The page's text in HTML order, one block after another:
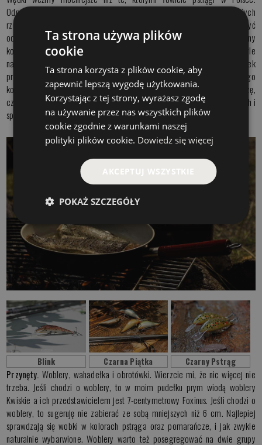
Odpowiednie będą takie, które u nas zabieracie na szczupaka. W dużych
rzekach o silnym nurcie żyją wielkie ryby, i warto z nimi powalczyć
odpowiednim sprzętem. Do tego zawsze mój podstawowy mocny
kołowrotek, oraz żyłki 26 /28 /30. Prawdopodobnie będziemy łowili ciągle
na jeden zestaw, ale konieczny jest ten tzw. rezerwowy, na wypadek
przypadkowej choćby kolizji kija. Będziemy sporo wędrowali, dlatego
koniecznie na plecy zabierzmy zgrabny plecak. No i coś czego nienawidzę,
czyli śpiochy. Wiele skandynawskich rzek jest bezwzględnie niedostępnych i
spodniobuty wydają się być podstawową sprawą.
Blink Czarna Piątka Czarny Pstrąg
Przynęty. Woblery, wahadełka i obrotówki. Wierzcie mi, że nic więcej nie
trzeba. Jeśli chodzi o woblery, to w moim pudełku prym wiodą woblery
Kwiskie a ich przedstawicielem jest 7-centymetrowy Foxinus. Jeśli chodzi o
woblery, to sugeruję nie zabierać ze sobą mniejszych niż 6 cm. Najlepiej
sprawdzają się wobki w kolorach pstrąga oraz pomarańcze, i jak zwykle
naturalnie wybarwione. Woblery warto też posegregować na dwie grupy
Ta strona używa plików
cookie
Ta strona korzysta z plików cookie, aby
zapewnić lepszą wygodę użytkowania.
Korzystając z tej strony, wyrażasz zgodę
na używanie przez nas wszystkich plików
cookie zgodnie z warunkami naszej
polityki plików cookie. Dowiedz się więcej
AKCEPTUJ WSZYSTKIE
POKAŻ SZCZEGÓŁY